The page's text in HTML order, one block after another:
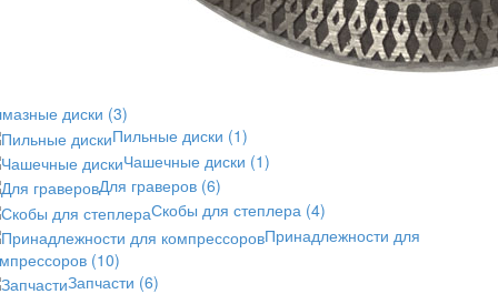
диски (3)
Пильные диски (1)
Чашечные диски (1)
Для граверов (6)
Скобы для степлера (4)
Принадлежности для
(10)
Запчасти (6)